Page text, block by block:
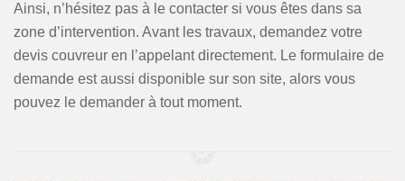
Ainsi, n’hésitez pas à le contacter si vous êtes dans sa
zone d’intervention. Avant les travaux, demandez votre
devis couvreur en l’appelant directement. Le formulaire de
demande est aussi disponible sur son site, alors vous
pouvez le demander à tout moment.